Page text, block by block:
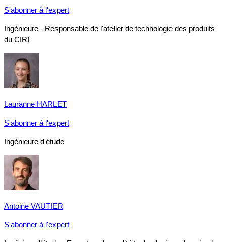
S'abonner à l'expert
Ingénieure - Responsable de l'atelier de technologie des produits
du CIRI
Lauranne HARLET
S'abonner à l'expert
Ingénieure d'étude
Antoine VAUTIER
S'abonner à l'expert